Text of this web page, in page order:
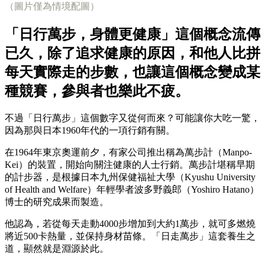
（圖片僅為情境配圖）
「日行萬步，身體更健康」這個概念流傳
已久，除了追求健康的原因，和他人比拼
每天實際走的步數，也讓這個概念變成某
種競賽，參與者也樂此不疲。
不過「日行萬步」這個數字又從何而來？可能讓你大吃一驚，
因為那與日本1960年代的一項行銷有關。
在1964年東京奧運前夕，有家公司推出稱為萬步計（Manpo-
Kei）的裝置，開始向關注健康的人士行銷。萬步計堪稱早期
的計步器，是根據日本九州保健福祉大學（Kyushu University
of Health and Welfare）年輕學者波多野義郎（Yoshiro Hatano）
博士的研究成果而製造。
他認為，若從每天走動4000步增加到大約1萬步，就可多燃燒
將近500卡熱量，並保持身材苗條。「日走萬步」這套養生之
道，顯然就是淵源於此。